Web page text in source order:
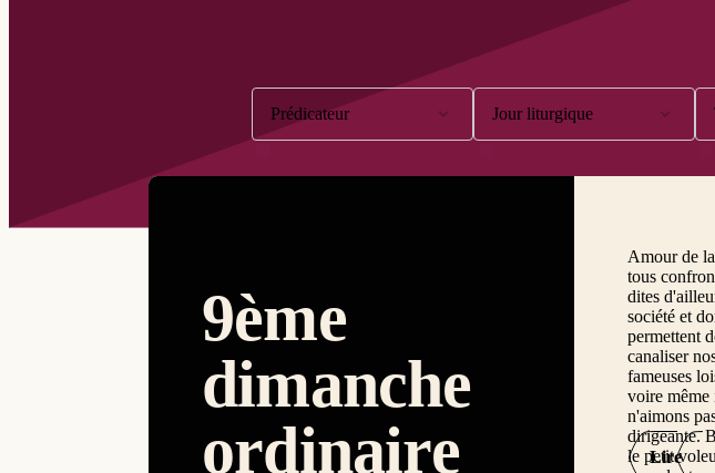
Prédicateur
Chuyen Pham
Jean-Baptiste Dianda
Jean-Bertrand Madragule
Mark Butaye
Patrick Lens
Jour liturgique
10ème dimanche
12ème dimanche
13ème dimanche
14ème dimanche
15ème dimanche
16ème dimanche
17ème dimanche
9ème
dimanche
ordinaire
Amour de
tous
dites
société et
permettent
canaliser
fameuses
voire même
n'aimons
dirigeante.
le petit
Lire